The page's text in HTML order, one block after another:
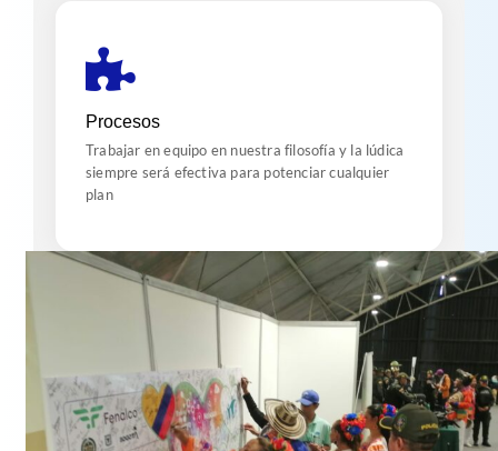
Procesos
Trabajar en equipo en nuestra filosofía y la lúdica
siempre será efectiva para potenciar cualquier
plan
Analizando el proceso planteado, diseñamos e
energía al proceso